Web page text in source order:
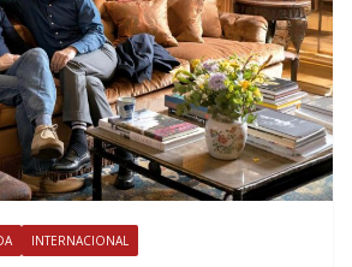
INTERNACIONAL